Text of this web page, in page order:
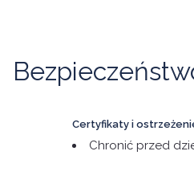
Certyfikaty i
Chronić przed